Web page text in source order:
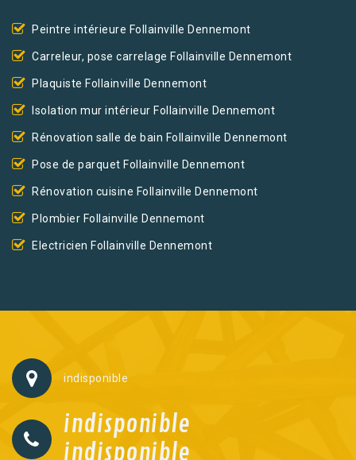
Peintre intérieure Follainville Dennemont
Carreleur, pose carrelage Follainville Dennemont
Plaquiste Follainville Dennemont
Isolation mur intérieur Follainville Dennemont
Rénovation salle de bain Follainville Dennemont
Pose de parquet Follainville Dennemont
Rénovation cuisine Follainville Dennemont
Plombier Follainville Dennemont
Electricien Follainville Dennemont
indisponible
indisponible
indisponible